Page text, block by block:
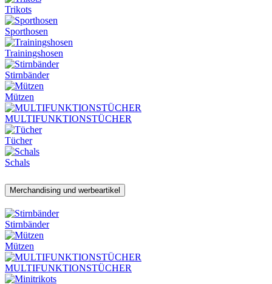
Trikots
Sporthosen
Trainingshosen
Stirnbänder
Mützen
MULTIFUNKTIONSTÜCHER
Tücher
Schals
Merchandising und werbeartikel
Stirnbänder
Mützen
MULTIFUNKTIONSTÜCHER